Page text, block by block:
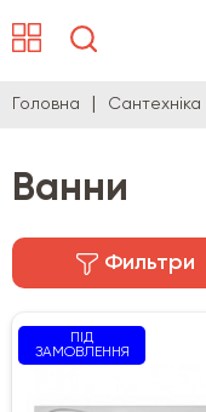
Головна Сантехніка
Ванни
Фильтри
ПІД
ЗАМОВЛЕННЯ